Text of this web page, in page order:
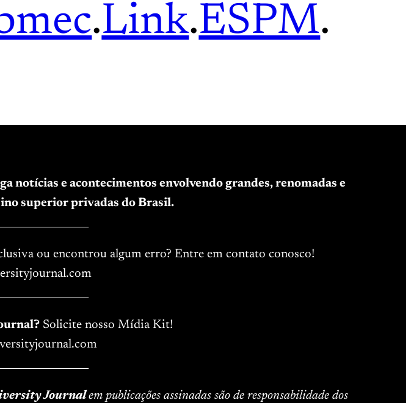
.Link.ESPM.
e acontecimentos envolvendo grandes, renomadas e
superior privadas do Brasil.
ou encontrou algum erro? Entre em contato conosco!
Solicite nosso Mídia Kit!
Journalem publicações assinadas são de responsabilidade dos